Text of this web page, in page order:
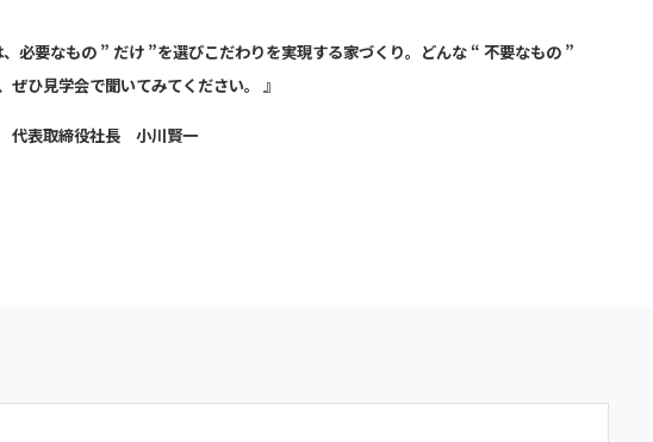
、必要なもの ” だけ ”を選びこだわりを実現する家づくり。どんな “ 不要なもの ”
ぜひ見学会で聞いてみてください。 』
代表取締役社長 小川賢一